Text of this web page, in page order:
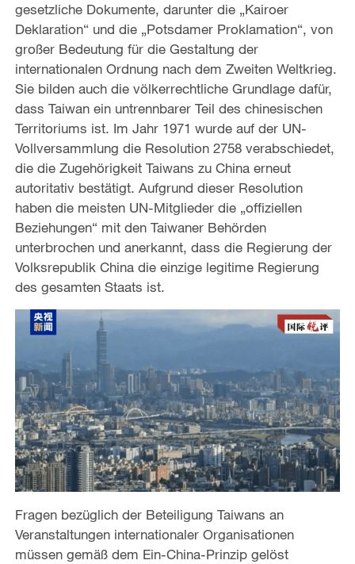
gesetzliche Dokumente, darunter die „Kairoer
Deklaration“ und die „Potsdamer Proklamation“, von
großer Bedeutung für die Gestaltung der
internationalen Ordnung nach dem Zweiten Weltkrieg.
Sie bilden auch die völkerrechtliche Grundlage dafür,
dass Taiwan ein untrennbarer Teil des chinesischen
Territoriums ist. Im Jahr 1971 wurde auf der UN-
Vollversammlung die Resolution 2758 verabschiedet,
die die Zugehörigkeit Taiwans zu China erneut
autoritativ bestätigt. Aufgrund dieser Resolution
haben die meisten UN-Mitglieder die „offiziellen
Beziehungen“ mit den Taiwaner Behörden
unterbrochen und anerkannt, dass die Regierung der
Volksrepublik China die einzige legitime Regierung
des gesamten Staats ist.
Fragen bezüglich der Beteiligung Taiwans an
Veranstaltungen internationaler Organisationen
müssen gemäß dem Ein-China-Prinzip gelöst